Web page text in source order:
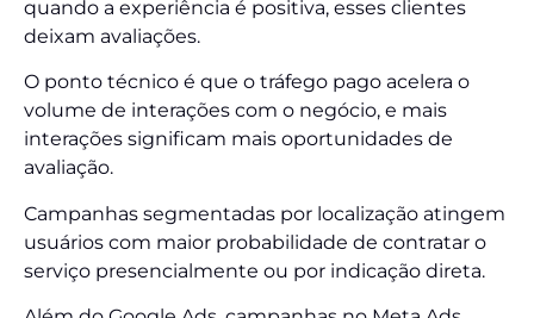
quando a experiência é positiva, esses clientes
deixam avaliações.
O ponto técnico é que o tráfego pago acelera o
volume de interações com o negócio, e mais
interações significam mais oportunidades de
avaliação.
Campanhas segmentadas por localização atingem
usuários com maior probabilidade de contratar o
serviço presencialmente ou por indicação direta.